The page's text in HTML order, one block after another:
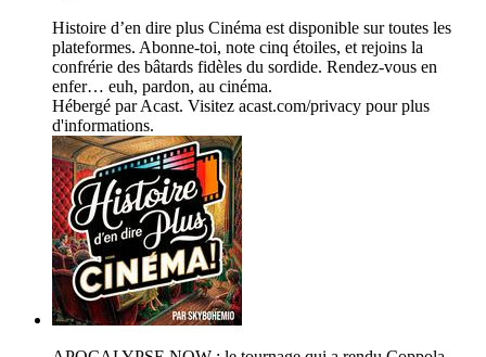
Histoire d’en dire plus Cinéma est disponible sur toutes les
plateformes. Abonne-toi, note cinq étoiles, et rejoins la
confrérie des bâtards fidèles du sordide. Rendez-vous en
enfer… euh, pardon, au cinéma.
Hébergé par Acast. Visitez acast.com/privacy pour plus
d'informations.